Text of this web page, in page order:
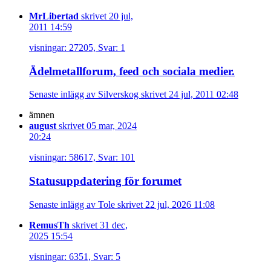
MrLibertad skrivet 20 jul,
2011 14:59
visningar: 27205, Svar: 1
Ädelmetallforum, feed och sociala medier.
Senaste inlägg av Silverskog skrivet 24 jul, 2011 02:48
ämnen
august skrivet 05 mar, 2024
20:24
visningar: 58617, Svar: 101
Statusuppdatering för forumet
Senaste inlägg av Tole skrivet 22 jul, 2026 11:08
RemusTh skrivet 31 dec,
2025 15:54
visningar: 6351, Svar: 5